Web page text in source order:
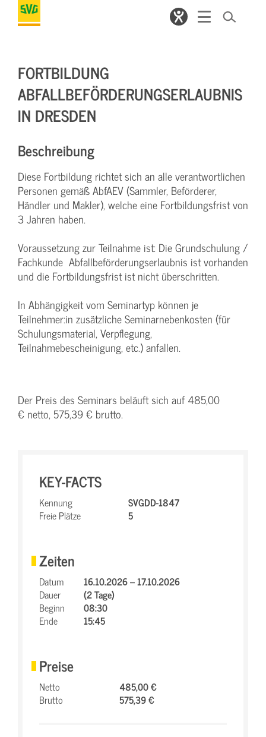
FORTBILDUNG
ABFALLBEFÖRDERUNGSERLAUBNIS
IN DRESDEN
Beschreibung
Diese Fortbildung richtet sich an alle verantwortlichen
Personen gemäß AbfAEV (Sammler, Beförderer,
Händler und Makler), welche eine Fortbildungsfrist von
3 Jahren haben.
Voraussetzung zur Teilnahme ist: Die Grundschulung /
Fachkunde Abfallbeförderungserlaubnis ist vorhanden
und die Fortbildungsfrist ist nicht überschritten.
In Abhängigkeit vom Seminartyp können je
Teilnehmer:in zusätzliche Seminarnebenkosten (für
Schulungsmaterial, Verpflegung,
Teilnahmebescheinigung, etc.) anfallen.
Der Preis des Seminars beläuft sich auf 485,00
€ netto, 575,39 € brutto.
KEY-FACTS
Kennung
SVGDD-1847
Freie Plätze
5
Zeiten
Datum
16.10.2026 – 17.10.2026
Dauer
(2 Tage)
Beginn
08:30
Ende
15:45
Preise
Netto
485,00 €
Brutto
575,39 €